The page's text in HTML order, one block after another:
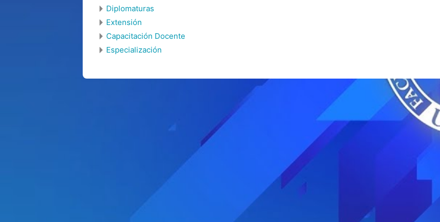
Diplomaturas
Extensión
Capacitación Docente
Especialización